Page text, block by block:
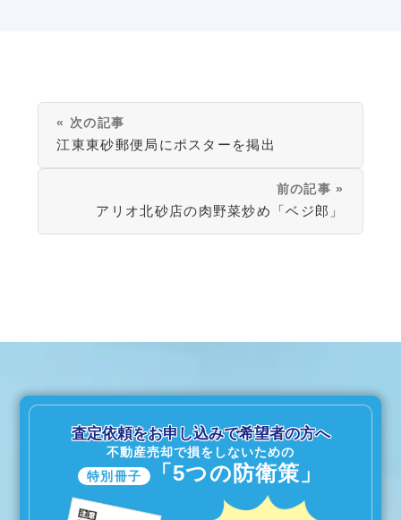
« 次の記事
江東東砂郵便局にポスターを掲出
前の記事 »
アリオ北砂店の肉野菜炒め「ベジ郎」
査定依頼をお申し込みで希望者の方へ
不動産売却で損をしないための
特別冊子
「5つの防衛策」